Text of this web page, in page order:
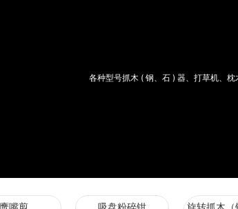
各种型号抓木 ( 钢、石 ) 器、打草机、